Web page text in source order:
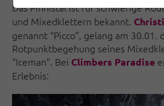
Das Pinnistal ist für schwierige
und Mixedklettern bekannt.
genannt “Picco”, gelang am 30.01.
Rotpunktbegehung seines
“Iceman”. Bei Climbers Paradise
Erlebnis: